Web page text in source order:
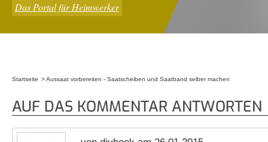
Das Portal für Heimwerker
Startseite Aussaat vorbereiten - Saatscheiben und Saatband selber machen
AUF DAS KOMMENTAR ANTWORTEN